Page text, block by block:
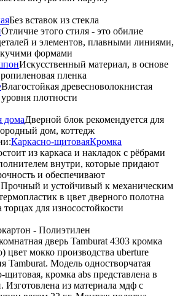
Без вставок из стекла
Отличие этого стиля - это обилие
и элементов, плавными линиями,
формами
Искусственный материал, в основе
пленка
Влагостойкая древесноволокнистая
плотности
домаДверной блок рекомендуется для
дом, коттедж
Каркасно-щитоваяКромка
из каркаса и накладок с рёбрами
внутри, которые придают
и обеспечивают
и устойчивый к механическим
в цвет дверного полотна
торцах для износостойкости
- Полиэтилен
дверь Tamburat 4303 кромка
мокко производства uberture
Tamburat. Модель одностворчатая
щитовая, кромка abs представлена в
Изготовлена из материала мдф с